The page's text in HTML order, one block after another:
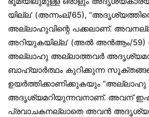
യില്ല’ (അന്നംല്/65),
അല്ലാഹുവിന്റെ പക്കലാണ്.
അറിയുകയില്ല’ (അല്‍ അന്‍ആം/59)
അല്ലാഹു അല്ലാത്തവര്‍
ബാഹ്യാര്‍ത്ഥം കുറിക്കുന്ന
ഉയര്‍ത്തിക്കാണിക്കുകയും “അല്ലാഹു
അദൃശ്യമറിയുന്നവനാണ്. അവന്
പ്രവാചകനല്ലാതെ അവന്‍ അദൃശ്യം